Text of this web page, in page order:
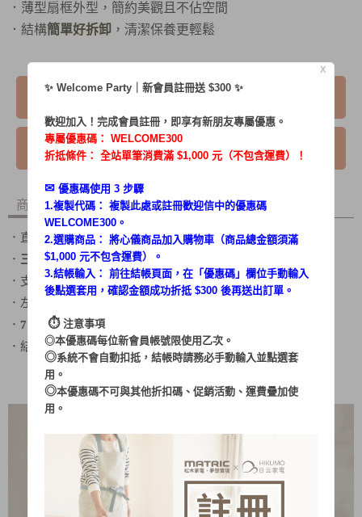
．薄型扇框外型，簡約美觀且不佔空間
．結構簡單好拆卸 ，清潔保養更輕鬆
我要購買
我要詢問
商品內容 商品討論
．直覺式旋鈕設計
． 三段 風速調整（強／中／弱
．支援 180分鐘定時
．左右自動擺頭，搭配上下手動調整
． 7片
波浪形扇葉設計
．結構好拆卸
X
✨ Welcome Party｜新會員註冊送 $300 ✨
歡迎加入！完成會員註冊，即享有新朋友專屬優惠。
專屬優惠碼： WELCOME300
折抵條件： 全站單筆消費滿 $1,000 元（不包含運費）！
✉︎ 優惠碼使用 3 步驟
1.複製代碼： 複製此處或註冊歡迎信中的優惠碼
WELCOME300。
2.選購商品： 將心儀商品加入購物車（商品總金額須滿
$1,000 元不包含運費）。
3.結帳輸入： 前往結帳頁面，在「 優惠碼 」欄位手動輸入
後點選套用，確認金額成功折抵 $300 後再送出訂單。
⏱︎ 注意事項
◎本優惠碼每位新會員帳號限使用乙次。
◎系統不會自動扣抵，結帳時請務必手動輸入並點選套
用。
◎本優惠碼不可與其他折扣碼、促銷活動、運費疊加使
用。